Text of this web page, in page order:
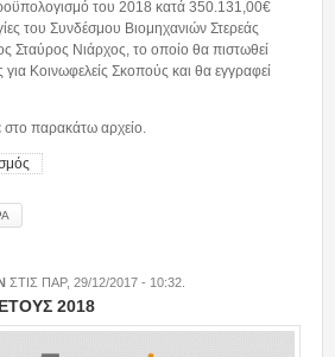
- 14:40
του 2018 κατά 350.131,00€
του Συνδέσμου Βιομηχανιών Στερεάς
Σταύρος Νιάρχος, το οποίο θα πιστωθεί
Κοινωφελείς Σκοπούς και θα εγγραφεί
στο παρακάτω αρχείο.
ΣΤΙΣ ΠΑΡ, 29/12/2017 - 10:32.
2018